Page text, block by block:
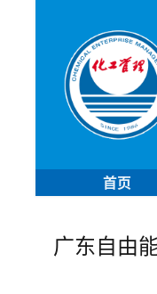
首页
广东自由